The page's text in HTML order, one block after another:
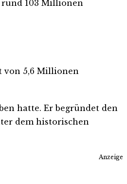
103 Millionen
von 5,6 Millionen
hatte. Er begründet den
dem historischen
Anzeige